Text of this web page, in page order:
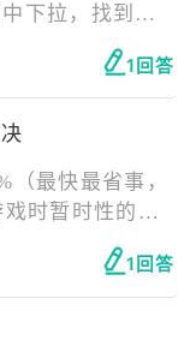
下拉，找到创
图。 启动CS2
”。 选择您想要
中输入“map”加
可进入训练地
1回答
最快最省事，
时暂时性的切
戏内覆盖 3.n
置里调整桌面尺
程序设置的缩
用户，且不经
1回答